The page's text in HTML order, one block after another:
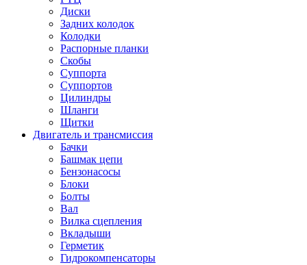
Диски
Задних колодок
Колодки
Распорные планки
Скобы
Суппорта
Суппортов
Цилиндры
Шланги
Щитки
Двигатель и трансмиссия
Бачки
Башмак цепи
Бензонасосы
Блоки
Болты
Вал
Вилка сцепления
Вкладыши
Герметик
Гидрокомпенсаторы